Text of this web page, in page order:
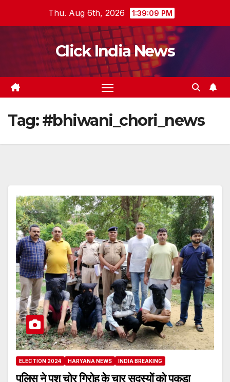
Thu. Aug 6th, 2026 1:39:09 PM
Click India News
Tag:#bhiwani_chori_news
ELECTION 2024 HARYANA NEWS INDIA BREAKING
पुलिस ने पशु चोर गिरोह के चार सदस्यों को पकड़ा